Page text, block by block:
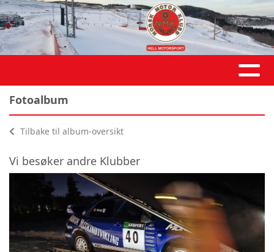
Fotoalbum
Tilbake til album-oversikt
Vi besøker andre Klubber